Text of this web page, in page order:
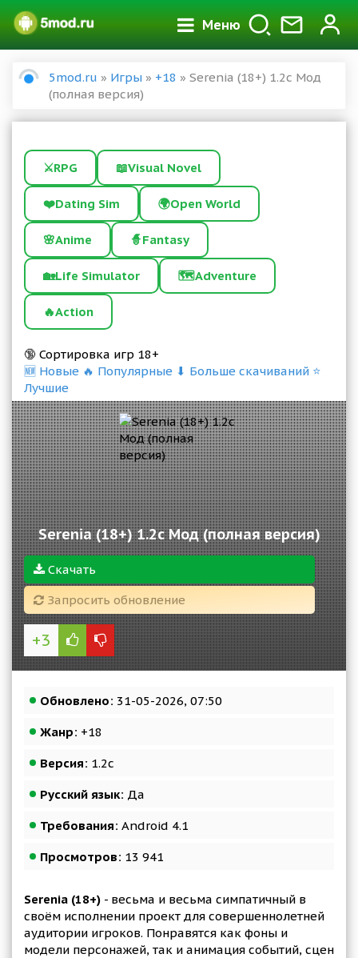
Меню
5mod.ru » Игры » +18 » Serenia (18+) 1.2c Мод
(полная версия)
⚔️RPG 📖Visual Novel
❤️Dating Sim 🌍Open World
🌸Anime 🧙Fantasy
🏡Life Simulator 🗺️Adventure
🔥Action
🔞 Сортировка игр 18+
🆕 Новые 🔥 Популярные ⬇ Больше скачиваний ⭐
Лучшие
Serenia (18+) 1.2c Мод (полная версия)
Скачать
Запросить обновление
+3
Обновлено: 31-05-2026, 07:50
Жанр: +18
Версия: 1.2c
Русский язык: Да
Требования: Android 4.1
Просмотров: 13 941
Serenia (18+) - весьма и весьма симпатичный в
своём исполнении проект для совершеннолетней
аудитории игроков. Понравятся как фоны и
модели персонажей, так и анимация событий, сцен